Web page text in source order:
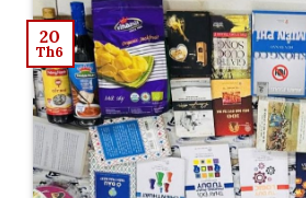
20
Th6